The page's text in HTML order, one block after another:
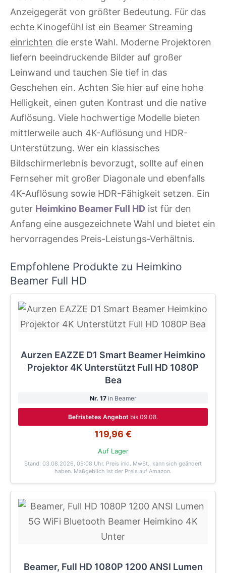
Anzeigegerät von größter Bedeutung. Für das
echte Kinogefühl ist ein Beamer Streaming
einrichten die erste Wahl. Moderne Projektoren
liefern beeindruckende Bilder auf großer
Leinwand und tauchen Sie tief in das
Geschehen ein. Achten Sie hier auf eine hohe
Helligkeit, einen guten Kontrast und die native
Auflösung. Viele hochwertige Modelle bieten
mittlerweile auch 4K-Auflösung und HDR-
Unterstützung. Wer ein klassisches
Bildschirmerlebnis bevorzugt, sollte auf einen
Fernseher mit großer Diagonale und ebenfalls
4K-Auflösung sowie HDR-Fähigkeit setzen. Ein
guter Heimkino Beamer Full HD ist für den
Anfang eine ausgezeichnete Wahl und bietet ein
hervorragendes Preis-Leistungs-Verhältnis.
Empfohlene Produkte zu Heimkino
Beamer Full HD
Aurzen EAZZE D1 Smart Beamer Heimkino
Projektor 4K Unterstützt Full HD 1080P
Bea
Nr. 17 in Beamer
Befristetes Angebot bis 09.08.
119,96 €
Auf Lager
Stand: 03.08.2026, 05:08 Uhr. Preis inkl. MwSt., kann sich geändert
haben. Maßgeblich ist der Preis auf Amazon.
Beamer, Full HD 1080P 1200 ANSI Lumen